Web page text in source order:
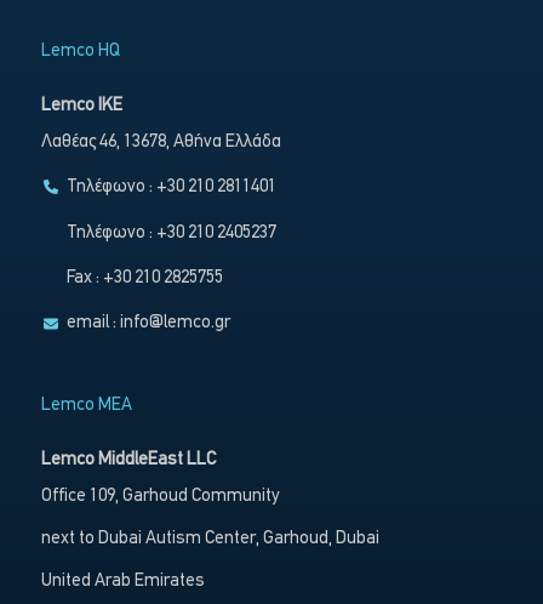
Lemco HQ
Lemco IKE
Λαθέας 46, 13678, Αθήνα Ελλάδα
Τηλέφωνο : +30 210 2811401
Τηλέφωνο : +30 210 2405237
Fax : +30 210 2825755
email :info@lemco.gr
Lemco MEA
Lemco MiddleEast LLC
Office 109, Garhoud Community
next to Dubai Autism Center, Garhoud, Dubai
United Arab Emirates